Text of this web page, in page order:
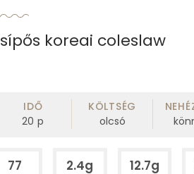
koreai coleslaw
IDŐ
20 p
KÖLTSÉG
olcsó
77 2.4g 12.7g